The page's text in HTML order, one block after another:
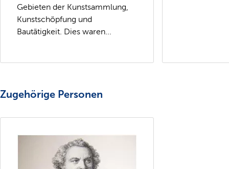
Gebieten der Kunstsammlung,
Kunstschöpfung und
Bautätigkeit. Dies waren...
Zugehörige Personen